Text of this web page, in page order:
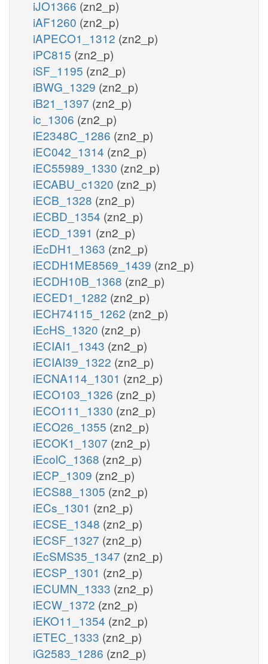
iJO1366 (zn2_p)
iAF1260 (zn2_p)
iAPECO1_1312 (zn2_p)
iPC815 (zn2_p)
iSF_1195 (zn2_p)
iBWG_1329 (zn2_p)
iB21_1397 (zn2_p)
ic_1306 (zn2_p)
iE2348C_1286 (zn2_p)
iEC042_1314 (zn2_p)
iEC55989_1330 (zn2_p)
iECABU_c1320 (zn2_p)
iECB_1328 (zn2_p)
iECBD_1354 (zn2_p)
iECD_1391 (zn2_p)
iEcDH1_1363 (zn2_p)
iECDH1ME8569_1439 (zn2_p)
iECDH10B_1368 (zn2_p)
iECED1_1282 (zn2_p)
iECH74115_1262 (zn2_p)
iEcHS_1320 (zn2_p)
iECIAI1_1343 (zn2_p)
iECIAI39_1322 (zn2_p)
iECNA114_1301 (zn2_p)
iECO103_1326 (zn2_p)
iECO111_1330 (zn2_p)
iECO26_1355 (zn2_p)
iECOK1_1307 (zn2_p)
iEcolC_1368 (zn2_p)
iECP_1309 (zn2_p)
iECS88_1305 (zn2_p)
iECs_1301 (zn2_p)
iECSE_1348 (zn2_p)
iECSF_1327 (zn2_p)
iEcSMS35_1347 (zn2_p)
iECSP_1301 (zn2_p)
iECUMN_1333 (zn2_p)
iECW_1372 (zn2_p)
iEKO11_1354 (zn2_p)
iETEC_1333 (zn2_p)
iG2583_1286 (zn2_p)